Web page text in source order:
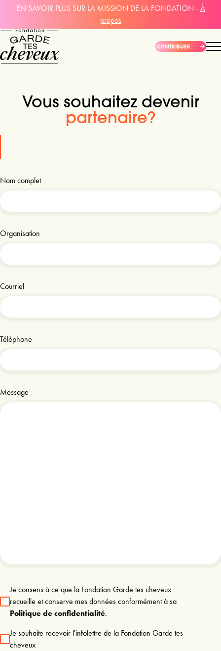
EN SAVOIR PLUS SUR LA MISSION DE LA FONDATION -À
propos
CONTRIBUER
Vous souhaitez devenir
partenaire?
Nom complet
Organisation
Courriel
Téléphone
Message
Je consens à ce que la Fondation Garde tes cheveux
recueille et conserve mes données conformément à sa
Politique de confidentialité.
Je souhaite recevoir l'infolettre de la Fondation Garde tes
cheveux